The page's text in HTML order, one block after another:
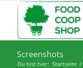
Screenshots
Du bist hier: Startseite /